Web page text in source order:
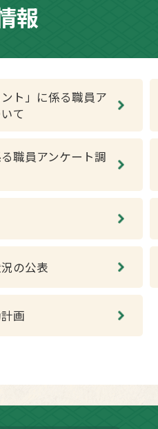
報
ト」に係る職員ア
て
職員アンケート調
の公表
画